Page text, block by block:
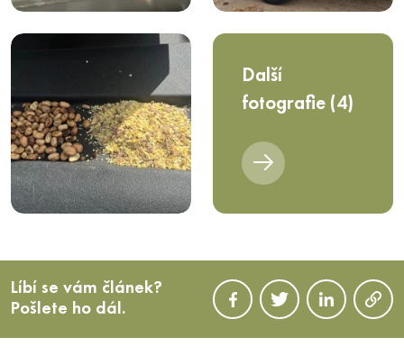
Další
fotografie (4)
Líbí se vám článek?
Pošlete ho dál.